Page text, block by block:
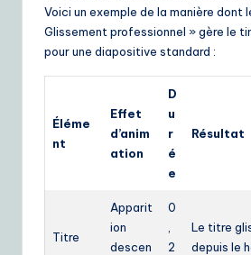
Voici un exemple de la manière dont
Glissement professionnel » gère le
pour une diapositive standard :
Éléme
nt
Effet
d’anim
ation
D
u
r
é
e
Résultat
Titre
Apparit
ion
descen
0
2
Le titre
depuis le